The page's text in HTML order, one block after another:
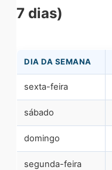
7 dias)
DIA DA SEMANA
sexta-feira
sábado
domingo
segunda-feira